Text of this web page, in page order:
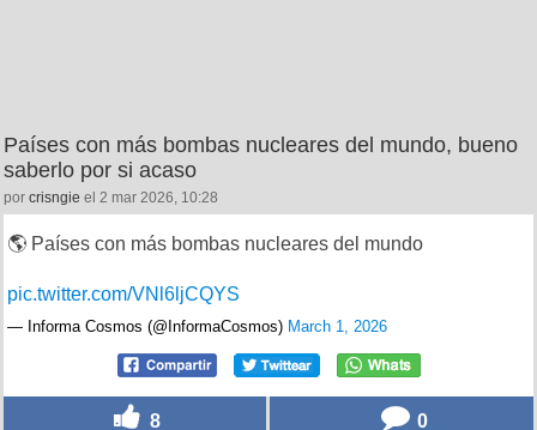
Países con más bombas nucleares del mundo, bueno
saberlo por si acaso
por crisngie el 2 mar 2026, 10:28
🌎 Países con más bombas nucleares del mundo
pic.twitter.com/VNl6ljCQYS
— Informa Cosmos (@InformaCosmos) March 1, 2026
8 0